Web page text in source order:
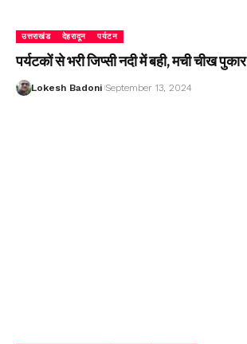
उत्तराखंड देहरादून पर्यटन
पर्यटकों से भरी जिप्सी नदी में बही, मची चीख पुकार
Lokesh Badoni September 13, 2024